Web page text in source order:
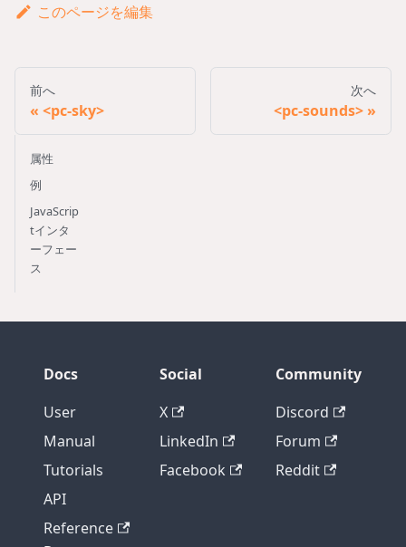
このページを編集
前へ
<pc-sky>
次へ
<pc-sounds>
属性
例
JavaScrip
tインタ
ーフェー
ス
Docs
User
Manual
Tutorials
API
Reference
Social
X
LinkedIn
Facebook
Community
Discord
Forum
Reddit